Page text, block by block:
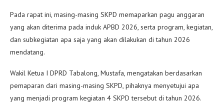
Pada rapat ini, masing-masing SKPD memaparkan pagu anggaran
yang akan diterima pada induk APBD 2026, serta program, kegiatan,
dan subkegiatan apa saja yang akan dilakukan di tahun 2026
mendatang.
Wakil Ketua I DPRD Tabalong, Mustafa, mengatakan berdasarkan
pemaparan dari masing-masing SKPD, pihaknya menyetujui apa
yang menjadi program kegiatan 4 SKPD tersebut di tahun 2026.